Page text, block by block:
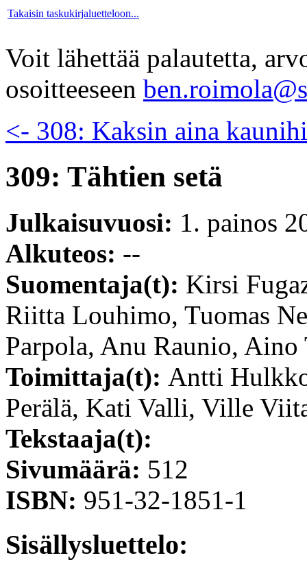
Takaisin taskukirjaluetteloon...
Voit lähettää palautetta,
osoitteeseen
<- 308: Kaksin aina
309: Tähtien setä
Julkaisuvuosi: 1. painos
Alkuteos: --
Suomentaja(t): Kirsi
Riitta Louhimo, Tuomas
Parpola, Anu Raunio,
Toimittaja(t): Antti
Perälä, Kati Valli, Ville
Tekstaaja(t):
Sivumäärä: 512
ISBN: 951-32-1851-1
Sisällysluettelo: